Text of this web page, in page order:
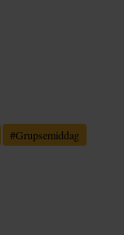
#Grupsemiddag